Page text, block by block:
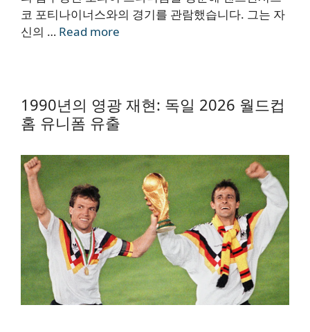
코 포티나이너스와의 경기를 관람했습니다. 그는 자
신의 … Read more
1990년의 영광 재현: 독일 2026 월드컵
홈 유니폼 유출